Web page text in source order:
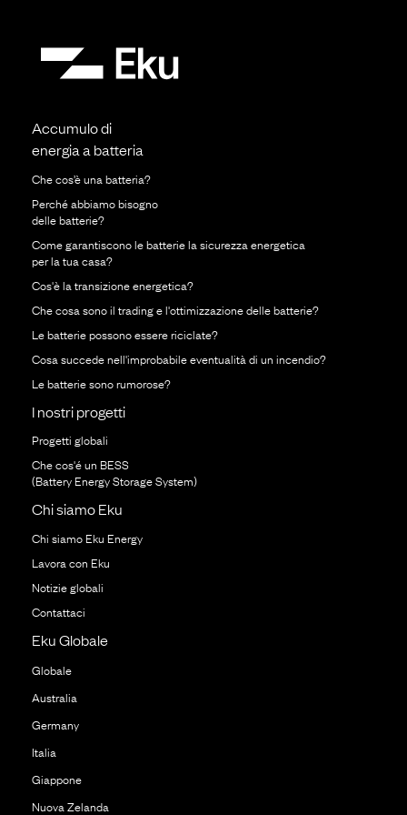
Accumulo di
energia a batteria
Che cos’è una batteria?
Perché abbiamo bisogno
delle batterie?
Come garantiscono le batterie la sicurezza energetica
per la tua casa?
Cos'è la transizione energetica?
Che cosa sono il trading e l'ottimizzazione delle batterie?
Le batterie possono essere riciclate?
Cosa succede nell'improbabile eventualità di un incendio?
Le batterie sono rumorose?
I nostri progetti
Progetti globali
Che cos'é un BESS
(Battery Energy Storage System)
Chi siamo Eku
Chi siamo Eku Energy
Lavora con Eku
Notizie globali
Contattaci
Eku Globale
Globale
Australia
Germany
Italia
Giappone
Nuova Zelanda